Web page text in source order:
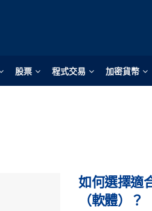
股票 程式交易 加密貨幣
如何選擇適
（軟體）？